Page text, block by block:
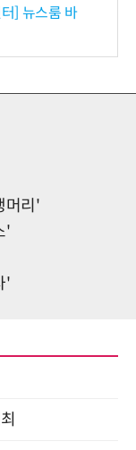
팅 지원…K
교두보 확
] 뉴스룸 바
머리'
'
'